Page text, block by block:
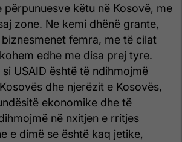
përpunuesve këtu në Kosovë, me
zone. Ne kemi dhënë grante,
femra, me të cilat
edhe me disa prej tyre.
USAID është të ndihmojmë
dhe njerëzit e Kosovës,
ekonomike dhe të
në nxitjen e rritjes
e dimë se është kaq jetike,